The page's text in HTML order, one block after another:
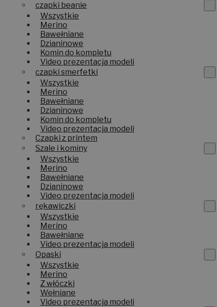
czapki beanie
Wszystkie
Merino
Bawełniane
Dzianinowe
Komin do kompletu
Video prezentacja modeli
czapki smerfetki
Wszystkie
Merino
Bawełniane
Dzianinowe
Komin do kompletu
Video prezentacja modeli
Czapki z printem
Szale i kominy
Wszystkie
Merino
Bawełniane
Dzianinowe
Video prezentacja modeli
rękawiczki
Wszystkie
Merino
Bawełniane
Video prezentacja modeli
Opaski
Wszystkie
Merino
Z włóczki
Wełniane
Video prezentacja modeli